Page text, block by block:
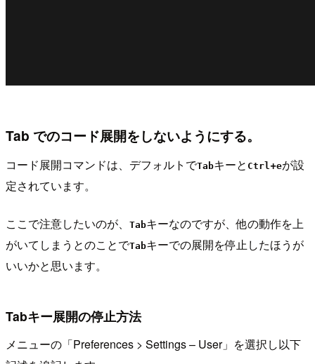
Tab でのコード展開をしないようにする。
コード展開コマンドは、デフォルトでTabキーと Ctrl+eが設
定されています。
ここで注意したいのが、 Tabキーなのですが、他の動作を上
がいてしまうとのことでTabキーでの展開を停止したほうが
いいかと思います。
Tabキー展開の停止方法
メニューの「Preferences > Settings – User」を選択し以下